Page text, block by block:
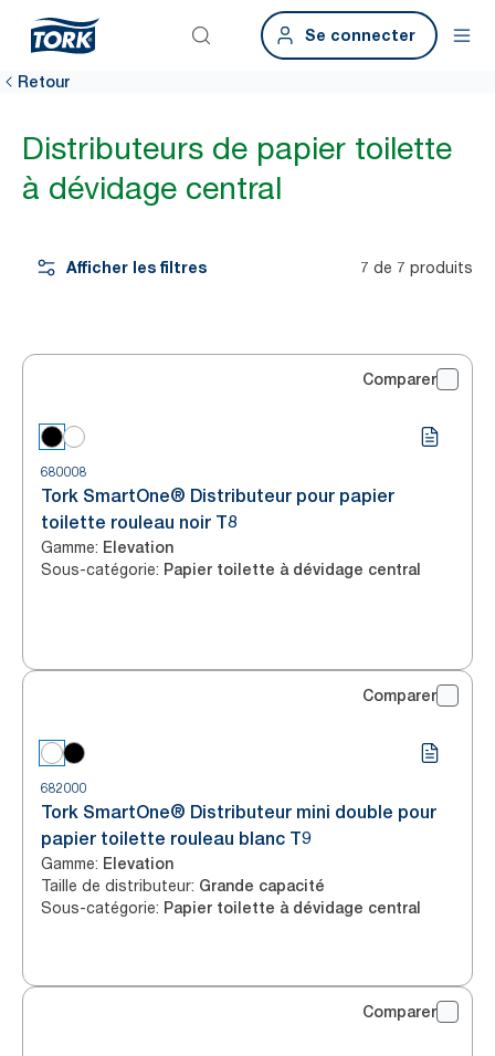
Se connecter
Retour
Distributeurs de papier toilette
à dévidage central
Afficher les filtres 7 de 7 produits
Comparer
680008
Tork SmartOne® Distributeur pour papier
toilette rouleau noir T8
Gamme: Elevation
Sous-catégorie: Papier toilette à dévidage central
Comparer
682000
Tork SmartOne® Distributeur mini double pour
papier toilette rouleau blanc T9
Gamme: Elevation
Taille de distributeur: Grande capacité
Sous-catégorie: Papier toilette à dévidage central
Comparer